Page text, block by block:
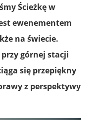
Ścieżkę w
ewenementem
na świecie.
górnej stacji
się przepiękny
z perspektywy